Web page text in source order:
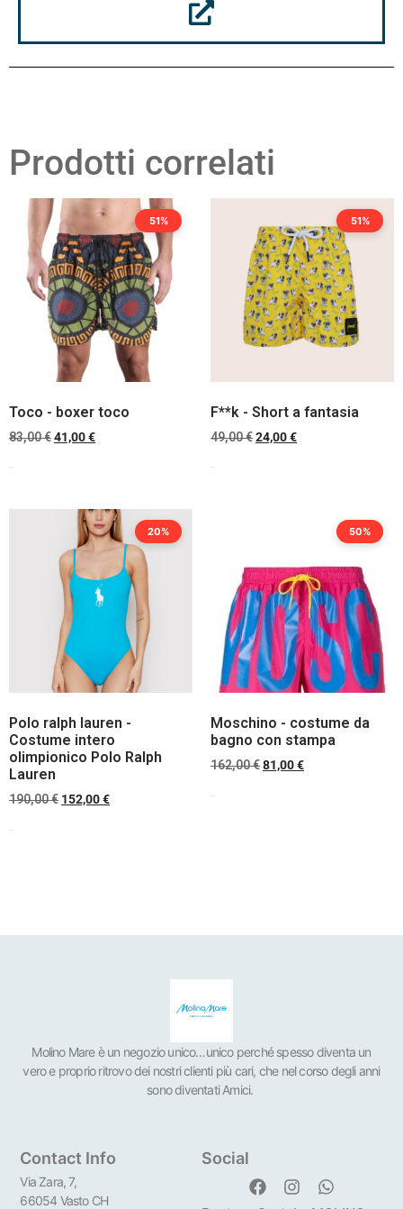
Prodotti correlati
51%
Toco - boxer toco
83,00€41,00€
51%
F**k - Short a fantasia
49,00€24,00€
20%
Polo ralph lauren -
Costume intero
olimpionico Polo Ralph
Lauren
190,00€ 152,00€
50%
Moschino - costume da
bagno con stampa
162,00€81,00€
Molino Mare è un negozio unico…unico perché spesso diventa un
vero e proprio ritrovo dei nostri clienti più cari, che nel corso degli anni
sono diventati Amici.
Contact Info
Via Zara, 7,
66054 Vasto CH
Social